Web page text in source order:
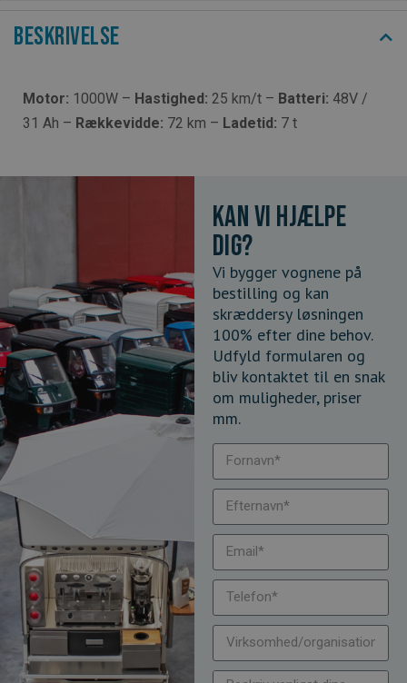
Beskrivelse
Motor: 1000W – Hastighed: 25 km/t – Batteri: 48V /
31 Ah – Rækkevidde: 72 km – Ladetid: 7 t
Kan vi hjælpe
dig?
Vi bygger vognene på
bestilling og kan
skræddersy løsningen
100% efter dine behov.
Udfyld formularen og
bliv kontaktet til en snak
om muligheder, priser
mm.